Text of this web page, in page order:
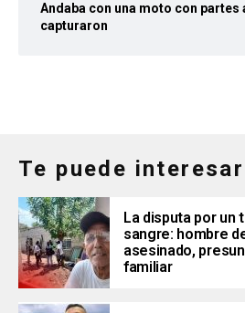
Andaba con una moto con partes
capturaron
Te puede interesar
La disputa por un
sangre: hombre
asesinado,
familiar